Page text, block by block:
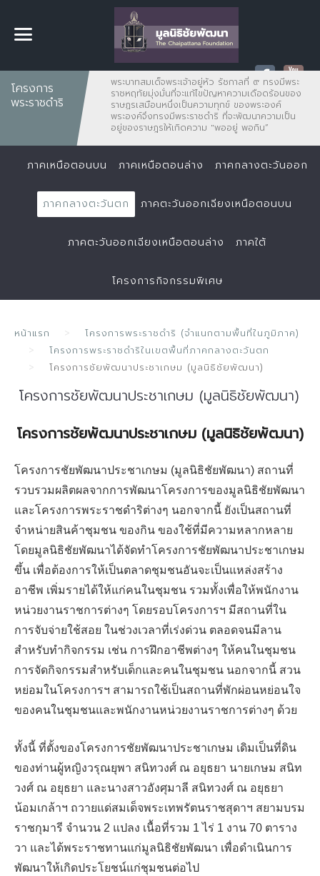
โครงการ
พระราชดำริ
พระบาทสมเด็จพระเจ้าอยู่หัว รัชกาลที่ ๙ ทรงมีพระ
ราชหฤทัยมุ่งมั่นที่จะแก้ไขปัญหาความเดือดร้อนของ
ราษฏรเสมือนหนึ่งเป็นความทุกข์ ของพระองค์
พระองค์จึงทรงมีพระราชดำริ ที่จะพัฒนาความเป็น
อยู่ของราษฎรให้เกิดความ "พออยู่ พอกิน”
ภาคเหนือตอนบน ภาคเหนือตอนล่าง ภาคกลางตะวันออก
ภาคกลางตะวันตก ภาคตะวันออกเฉียงเหนือตอนบน
ภาคตะวันออกเฉียงเหนือตอนล่าง ภาคใต้
โครงการกิจกรรมพิเศษ
หน้าแรก
โครงการพระราชดำริ (จำแนกตามพื้นที่ในภูมิภาค)
โครงการพระราชดำริในเขตพื้นที่ภาคกลางตะวันตก
โครงการชัยพัฒนาประชาเกษม (มูลนิธิชัยพัฒนา)
โครงการชัยพัฒนาประชาเกษม (มูลนิธิชัยพัฒนา)
โครงการชัยพัฒนาประชาเกษม (มูลนิธิชัยพัฒนา)
โครงการชัยพัฒนาประชาเกษม (มูลนิธิชัยพัฒนา) สถานที่
รวบรวมผลิตผลจากการพัฒนาโครงการของมูลนิธิชัยพัฒนา
และโครงการพระราชดำริต่างๆ นอกจากนี้ ยังเป็นสถานที่
จำหน่ายสินค้าชุมชน ของกิน ของใช้ที่มีความหลากหลาย
โดยมูลนิธิชัยพัฒนาได้จัดทำโครงการชัยพัฒนาประชาเกษม
ขึ้น เพื่อต้องการให้เป็นตลาดชุมชนอันจะเป็นแหล่งสร้าง
อาชีพ เพิ่มรายได้ให้แก่คนในชุมชน รวมทั้งเพื่อให้พนักงาน
หน่วยงานราชการต่างๆ โดยรอบโครงการฯ มีสถานที่ใน
การจับจ่ายใช้สอย ในช่วงเวลาที่เร่งด่วน ตลอดจนมีลาน
สำหรับทำกิจกรรม เช่น การฝึกอาชีพต่างๆ ให้คนในชุมชน
การจัดกิจกรรมสำหรับเด็กและคนในชุมชน นอกจากนี้ สวน
หย่อมในโครงการฯ สามารถใช้เป็นสถานที่พักผ่อนหย่อนใจ
ของคนในชุมชนและพนักงานหน่วยงานราชการต่างๆ ด้วย
ทั้งนี้ ที่ตั้งของโครงการชัยพัฒนาประชาเกษม เดิมเป็นที่ดิน
ของท่านผู้หญิงวรุณยุพา สนิทวงศ์ ณ อยุธยา นายเกษม สนิท
วงศ์ ณ อยุธยา และนางสาวอังศุมาลี สนิทวงศ์ ณ อยุธยา
น้อมเกล้าฯ ถวายแด่สมเด็จพระเทพรัตนราชสุดาฯ สยามบรม
ราชกุมารี จำนวน 2 แปลง เนื้อที่รวม 1 ไร่ 1 งาน 70 ตาราง
วา และได้พระราชทานแก่มูลนิธิชัยพัฒนา เพื่อดำเนินการ
พัฒนาให้เกิดประโยชน์แก่ชุมชนต่อไป